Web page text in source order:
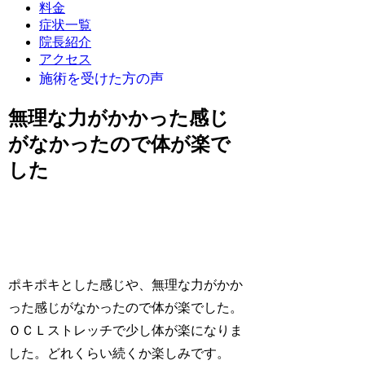
料金
症状一覧
院長紹介
アクセス
無理な力がかかった感じ
がなかったので体が楽で
した
ポキポキとした感じや、無理な力がかか
った感じがなかったので体が楽でした。
ＯＣＬストレッチで少し体が楽になりま
した。どれくらい続くか楽しみです。